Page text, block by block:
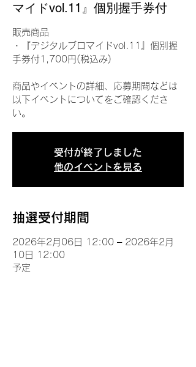
マイドvol.11』個別握手券付
販売商品
・『デジタルブロマイドvol.11』個別握
手券付1,700円(税込み)
商品やイベントの詳細、応募期間などは
以下イベントについてをご確認くださ
い。
受付が終了しました
他のイベントを見る
抽選受付期間
2026年2月06日 12:00 – 2026年2月
10日 12:00
予定